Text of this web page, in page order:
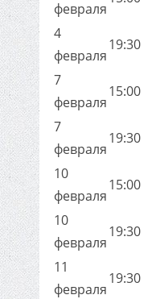
февраля
4
февраля
19:30
7
февраля
15:00
7
февраля
19:30
10
февраля
15:00
10
февраля
19:30
11
февраля
19:30